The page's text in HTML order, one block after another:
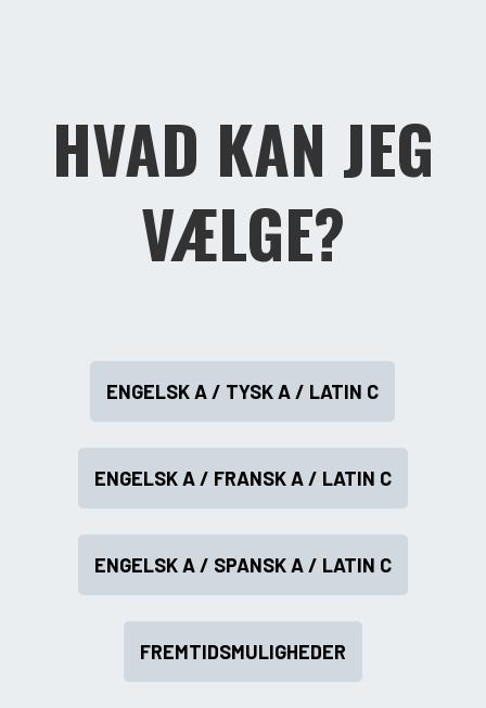
HVAD KAN JEG
VÆLGE?
ENGELSK A / TYSK A / LATIN C
ENGELSK A / FRANSK A / LATIN C
ENGELSK A / SPANSK A / LATIN C
FREMTIDSMULIGHEDER